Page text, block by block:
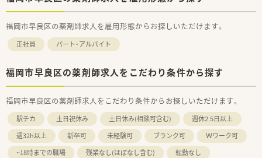
福岡市早良区の薬剤師求人を雇用形態からお探しいただけます。
正社員 パート・アルバイト
福岡市早良区の薬剤師求人をこだわり条件から探す
福岡市早良区の薬剤師求人をこだわり条件からお探しいただけます。
駅チカ 土日祝休み 土日休み(相談可含む)
週休2.5日以上
週32h以上
新卒可 未経験可 ブランク可
Ｗワーク可
~18時までの職場
残業なし(ほぼなし含む)
転勤なし